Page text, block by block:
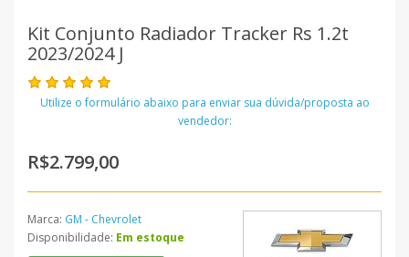
Kit Conjunto Radiador Tracker Rs 1.2t
2023/2024 J
Utilize o formulário abaixo para enviar sua dúvida/proposta ao
vendedor:
R$2.799,00
Marca: GM - Chevrolet
Disponibilidade: Em estoque